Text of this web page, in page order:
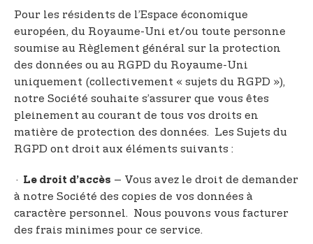
Pour les résidents de l’Espace économique
européen, du Royaume-Uni et/ou toute personne
soumise au Règlement général sur la protection
des données ou au RGPD du Royaume-Uni
uniquement (collectivement « sujets du RGPD »),
notre Société souhaite s’assurer que vous êtes
pleinement au courant de tous vos droits en
matière de protection des données. Les Sujets du
RGPD ont droit aux éléments suivants :
· Le droit d’accès – Vous avez le droit de demander
à notre Société des copies de vos données à
caractère personnel. Nous pouvons vous facturer
des frais minimes pour ce service.